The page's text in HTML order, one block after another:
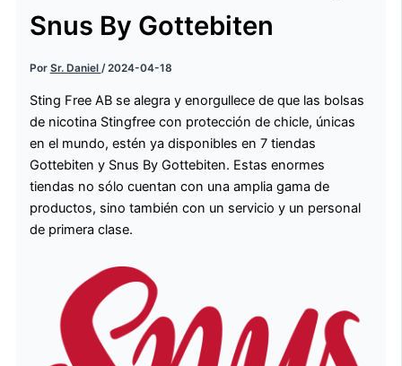
Snus By Gottebiten
Por Sr. Daniel /2024-04-18
Sting Free AB se alegra y enorgullece de que las bolsas
de nicotina Stingfree con protección de chicle, únicas
en el mundo, estén ya disponibles en 7 tiendas
Gottebiten y Snus By Gottebiten. Estas enormes
tiendas no sólo cuentan con una amplia gama de
productos, sino también con un servicio y un personal
de primera clase.